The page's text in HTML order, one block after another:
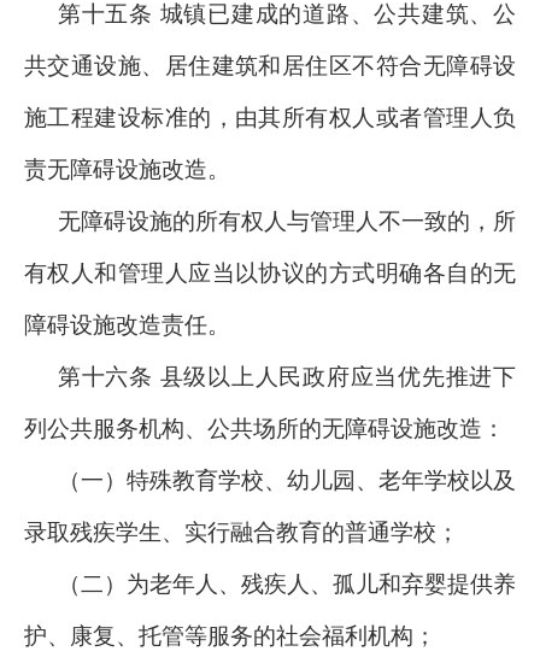
第十五条 城镇已建成的道路、公共建筑、公
共交通设施、居住建筑和居住区不符合无障碍设
施工程建设标准的，由其所有权人或者管理人负
责无障碍设施改造。
无障碍设施的所有权人与管理人不一致的，所
有权人和管理人应当以协议的方式明确各自的无
障碍设施改造责任。
第十六条 县级以上人民政府应当优先推进下
列公共服务机构、公共场所的无障碍设施改造：
（一）特殊教育学校、幼儿园、老年学校以及
录取残疾学生、实行融合教育的普通学校；
（二）为老年人、残疾人、孤儿和弃婴提供养
护、康复、托管等服务的社会福利机构；